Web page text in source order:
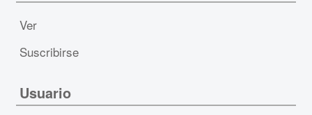
Ver
Suscribirse
Usuario